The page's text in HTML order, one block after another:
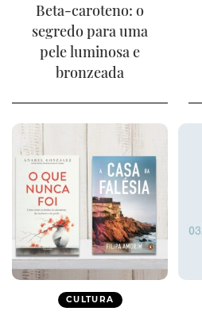
Beta-caroteno: o
segredo para uma
pele luminosa e
bronzeada
CULTURA